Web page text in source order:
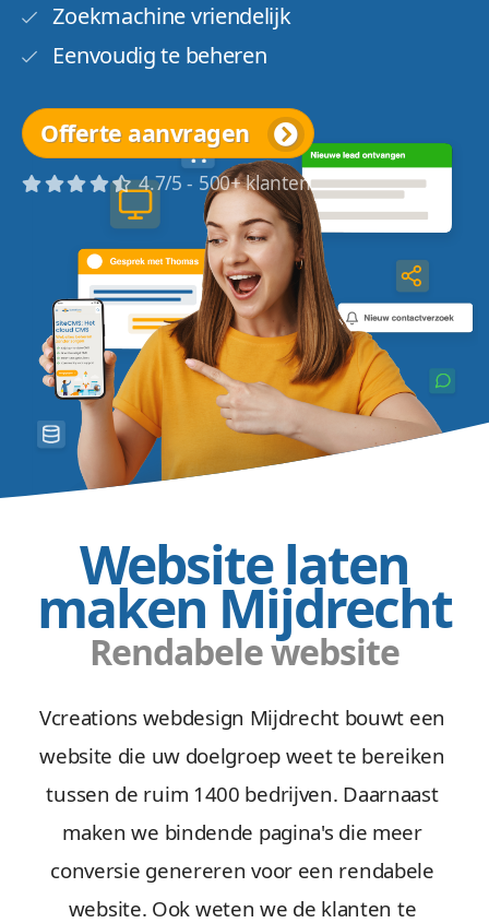
Website laten
maken Mijdrecht
Rendabele website
Vcreations webdesign Mijdrecht bouwt een
website die uw doelgroep weet te bereiken
tussen de ruim 1400 bedrijven. Daarnaast
maken we bindende pagina's die meer
conversie genereren voor een rendabele
website. Ook weten we de klanten te
Zoekmachine vriendelijk
Eenvoudig te beheren
Offerte aanvragen
4.7/5 - 500+ klanten